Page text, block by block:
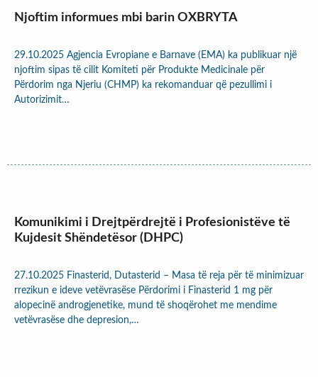
Njoftim informues mbi barin OXBRYTA
29.10.2025 Agjencia Evropiane e Barnave (EMA) ka publikuar një
njoftim sipas të cilit Komiteti për Produkte Medicinale për
Përdorim nga Njeriu (CHMP) ka rekomanduar që pezullimi i
Autorizimit…
Komunikimi i Drejtpërdrejtë i Profesionistëve të
Kujdesit Shëndetësor (DHPC)
27.10.2025 Finasterid, Dutasterid – Masa të reja për të minimizuar
rrezikun e ideve vetëvrasëse Përdorimi i Finasterid 1 mg për
alopecinë androgjenetike, mund të shoqërohet me mendime
vetëvrasëse dhe depresion,…